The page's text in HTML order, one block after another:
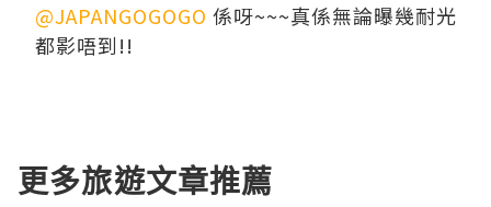
@JAPANGOGOGO 係呀~~~真係無論曝幾耐光
都影唔到!!
更多旅遊文章推薦